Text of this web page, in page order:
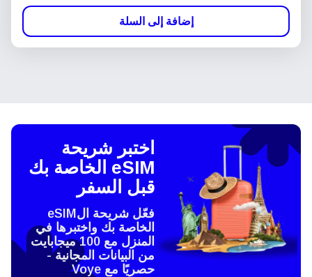
إضافة إلى السلة
اختبر شريحة
eSIM الخاصة بك
قبل السفر
فعّل شريحة الeSIM
الخاصة بك واختبرها في
المنزل مع 100 ميجابايت
من البيانات المجانية -
حصريًا مع Voye